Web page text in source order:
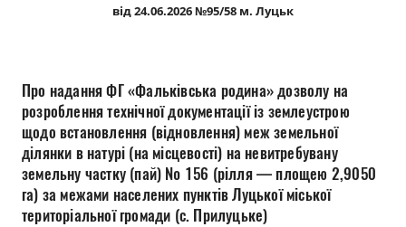
Документи
від 24.06.2026 №95/58 м. Луцьк
Про надання ФГ «Фальківська родина» дозволу на
розроблення технічної документації із землеустрою
щодо встановлення (відновлення) меж земельної
ділянки в натурі (на місцевості) на невитребувану
земельну частку (пай) № 156 (рілля — площею 2,9050
га) за межами населених пунктів Луцької міської
територіальної громади (с. Прилуцьке)